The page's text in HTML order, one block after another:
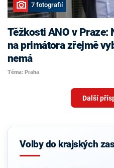
7 fotografií
Těžkosti ANO v Praze:
na primátora zřejmě
nemá
Téma: Praha
Další
Volby do krajských